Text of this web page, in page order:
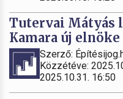
Tutervai Mátyás
Kamara új elnöke
Szerző:
Közzétéve:
2025.10.31. 16:50